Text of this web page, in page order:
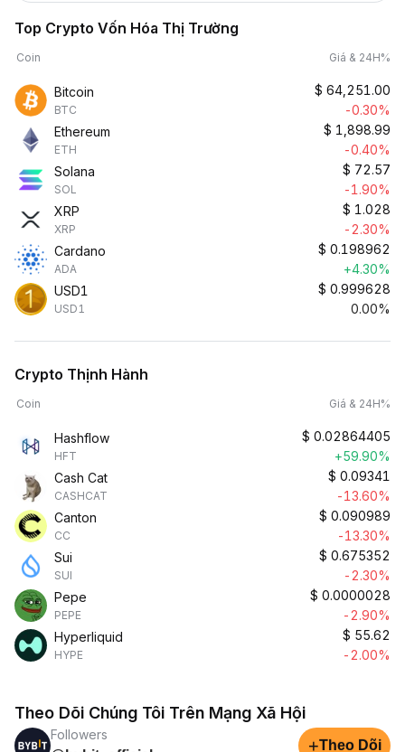
Top Crypto Vốn Hóa Thị Trường
Coin Giá & 24H%
Bitcoin
BTC
$ 64,251.00
-0.30%
Ethereum
ETH
$ 1,898.99
-0.40%
Solana
SOL
$ 72.57
-1.90%
XRP
XRP
$ 1.028
-2.30%
Cardano
ADA
$ 0.198962
+4.30%
USD1
USD1
$ 0.999628
0.00%
Crypto Thịnh Hành
Coin Giá & 24H%
Hashflow
HFT
$ 0.02864405
+59.90%
Cash Cat
CASHCAT
$ 0.09341
-13.60%
Canton
CC
$ 0.090989
-13.30%
Sui
SUI
$ 0.675352
-2.30%
Pepe
PEPE
$ 0.0000028
-2.90%
Hyperliquid
HYPE
$ 55.62
-2.00%
Theo Dõi Chúng Tôi Trên Mạng Xã Hội
Followers
+Theo Dõi